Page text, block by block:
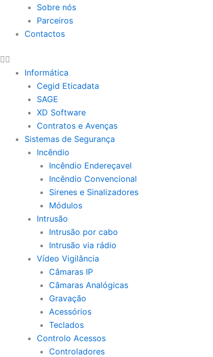
Sobre nós
Parceiros
Contactos
Informática
Cegid Eticadata
SAGE
XD Software
Contratos e Avenças
Sistemas de Segurança
Incêndio
Incêndio Endereçavel
Incêndio Convencional
Sirenes e Sinalizadores
Módulos
Intrusão
Intrusão por cabo
Intrusão via rádio
Vídeo Vigilância
Câmaras IP
Câmaras Analógicas
Gravação
Acessórios
Teclados
Controlo Acessos
Controladores